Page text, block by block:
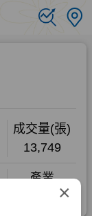
×